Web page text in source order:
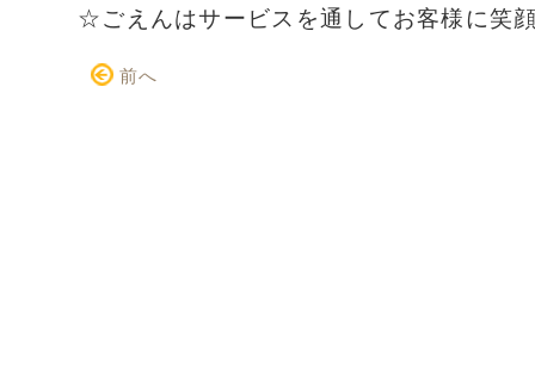
☆ごえんはサービスを通してお客様に笑
前へ